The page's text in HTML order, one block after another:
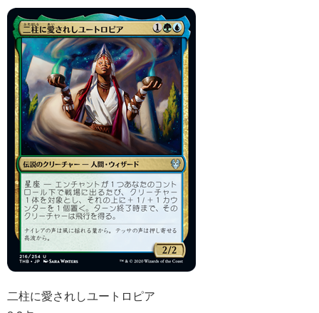
二柱に愛されしユートロピア